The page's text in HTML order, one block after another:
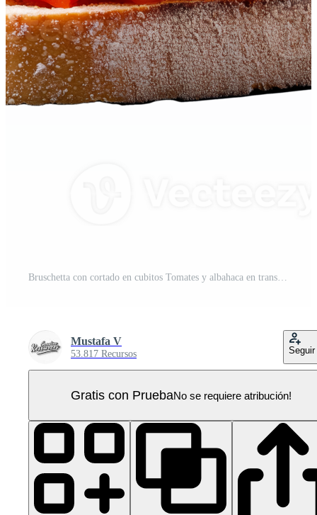
Bruschetta con cortado en cubitos Tomates y albahaca en transparente antecedentes PNG Pro
Mustafa V
53.817 Recursos Seguir
Gratis con PruebaNo se requiere atribución!